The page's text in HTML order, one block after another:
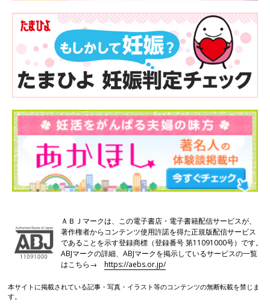
ＡＢＪマークは、この電子書店・電子書籍配信サービスが、
著作権者からコンテンツ使用許諾を得た正規版配信サービス
であることを示す登録商標（登録番号 第11091000号）です。
ABJマークの詳細、ABJマークを掲示しているサービスの一覧
はこちら→https://aebs.or.jp/
本サイトに掲載されている記事・写真・イラスト等のコンテンツの無断転載を禁じま
す。